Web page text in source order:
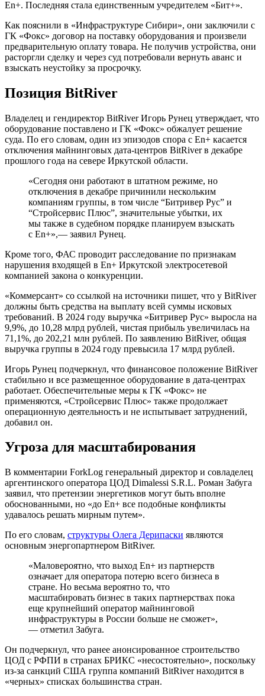
En+. Последняя стала единственным учредителем «Бит+».
Как пояснили в «Инфраструктуре Сибири», они заключили с
ГК «Фокс» договор на поставку оборудования и произвели
предварительную оплату товара. Не получив устройства, они
расторгли сделку и через суд потребовали вернуть аванс и
взыскать неустойку за просрочку.
Позиция BitRiver
Владелец и гендиректор BitRiver Игорь Рунец утверждает, что
оборудование поставлено и ГК «Фокс» обжалует решение
суда. По его словам, один из эпизодов спора с En+ касается
отключения майнинговых дата-центров BitRiver в декабре
прошлого года на севере Иркутской области.
«Сегодня они работают в штатном режиме, но
отключения в декабре причинили нескольким
компаниям группы, в том числе “Битривер Рус” и
“Стройсервис Плюс”, значительные убытки, их
мы также в судебном порядке планируем взыскать
с En+»,— заявил Рунец.
Кроме того, ФАС проводит расследование по признакам
нарушения входящей в En+ Иркутской электросетевой
компанией закона о конкуренции.
«Коммерсант» со ссылкой на источники пишет, что у BitRiver
должны быть средства на выплату всей суммы исковых
требований. В 2024 году выручка «Битривер Рус» выросла на
9,9%, до 10,28 млрд рублей, чистая прибыль увеличилась на
71,1%, до 202,21 млн рублей. По заявлению BitRiver, общая
выручка группы в 2024 году превысила 17 млрд рублей.
Игорь Рунец подчеркнул, что финансовое положение BitRiver
стабильно и все размещенное оборудование в дата-центрах
работает. Обеспечительные меры к ГК «Фокс» не
применяются, «Стройсервис Плюс» также продолжает
операционную деятельность и не испытывает затруднений,
добавил он.
Угроза для масштабирования
В комментарии ForkLog генеральный директор и совладелец
аргентинского оператора ЦОД Dimalessi S.R.L. Роман Забуга
заявил, что претензии энергетиков могут быть вполне
обоснованными, но «до En+ все подобные конфликты
удавалось решать мирным путем».
По его словам, структуры Олега Дерипаски являются
основным энергопартнером BitRiver.
«Маловероятно, что выход En+ из партнерств
означает для оператора потерю всего бизнеса в
стране. Но весьма вероятно то, что
масштабировать бизнес в таких партнерствах пока
еще крупнейший оператор майнинговой
инфраструктуры в России больше не сможет»,
— отметил Забуга.
Он подчеркнул, что ранее анонсированное строительство
ЦОД с РФПИ в странах БРИКС «несостоятельно», поскольку
из-за санкций США группа компаний BitRiver находится в
«черных» списках большинства стран.